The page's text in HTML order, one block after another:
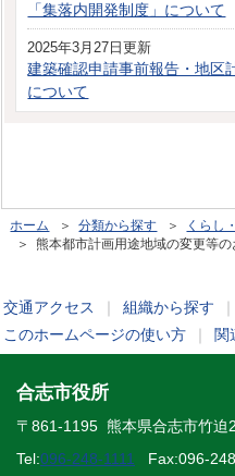
「集落内開発制度」について
2025年3月27日更新
建築確認申請事前報告・地区
について
ホーム ＞分類から探す ＞ くらし
＞ 熊本都市計画用途地域の変更等の
交通アクセス 組織から探す
このホームページの使い方
関
合志市役所
〒861-1195 熊本県合志市竹迫
Tel:096-248-1111 Fax:096-